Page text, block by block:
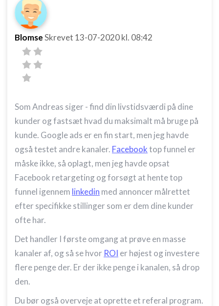
BlomseSkrevet 13-07-2020kl. 08:42
Som Andreas siger - find din livstidsværdi på dine
kunder og fastsæt hvad du maksimalt må bruge på
kunde. Google ads er en fin start, men jeg havde
også testet andre kanaler. Facebooktop funnel er
måske ikke, så oplagt, men jeg havde opsat
Facebook retargeting og forsøgt at hente top
funnel igennem linkedin med annoncer målrettet
efter specifikke stillinger som er dem dine kunder
ofte har.
Det handler I første omgang at prøve en masse
kanaler af, og så se hvor ROI er højest og investere
flere penge der. Er der ikke penge i kanalen, så drop
den.
Du bør også overveje at oprette et referal program.